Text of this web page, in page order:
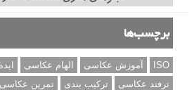
برچسب‌ها
ISO آموزش عکاسی الهام عکاسی
ترفند عکاسی
ترکیب بندی تمرین عکاسی